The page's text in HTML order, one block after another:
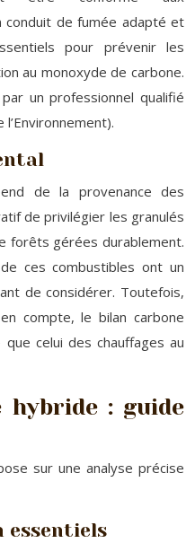
conduit de fumée adapté et
pour prévenir les
au monoxyde de carbone.
un professionnel qualifié
de la provenance des
de privilégier les granulés
forêts gérées durablement.
ces combustibles ont un
de considérer. Toutefois,
compte, le bilan carbone
celui des chauffages au
hybride : guide
sur une analyse précise
essentiels